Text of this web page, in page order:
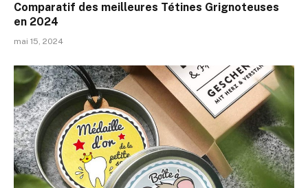
Comparatif des meilleures Tétines Grignoteuses
en 2024
mai 15, 2024